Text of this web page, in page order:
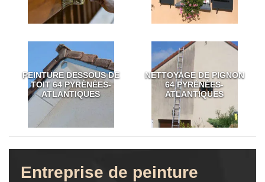
PEINTURE DESSOUS DE
TOIT 64 PYRÉNÉES-
ATLANTIQUES
NETTOYAGE DE PIGNON
64 PYRÉNÉES-
ATLANTIQUES
Entreprise de peinture